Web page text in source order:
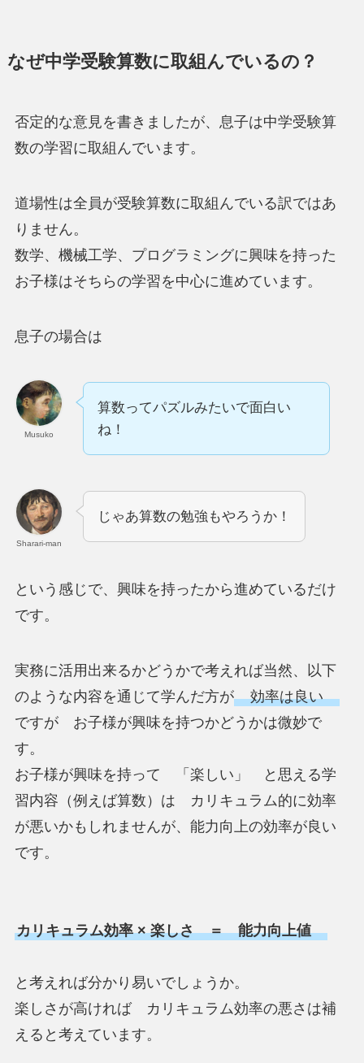
なぜ中学受験算数に取組んでいるの？
否定的な意見を書きましたが、息子は中学受験算
数の学習に取組んでいます。
道場性は全員が受験算数に取組んでいる訳ではあ
りません。
数学、機械工学、プログラミングに興味を持った
お子様はそちらの学習を中心に進めています。
息子の場合は
Musuko
算数ってパズルみたいで面白い
ね！
Sharari-man
じゃあ算数の勉強もやろうか！
という感じで、興味を持ったから進めているだけ
です。
実務に活用出来るかどうかで考えれば当然、以下
のような内容を通じて学んだ方が効率は良い
ですが お子様が興味を持つかどうかは微妙で
す。
お子様が興味を持って 「楽しい」 と思える学
習内容（例えば算数）は カリキュラム的に効率
が悪いかもしれませんが、能力向上の効率が良い
です。
カリキュラム効率 × 楽しさ ＝ 能力向上値
と考えれば分かり易いでしょうか。
楽しさが高ければ カリキュラム効率の悪さは補
えると考えています。